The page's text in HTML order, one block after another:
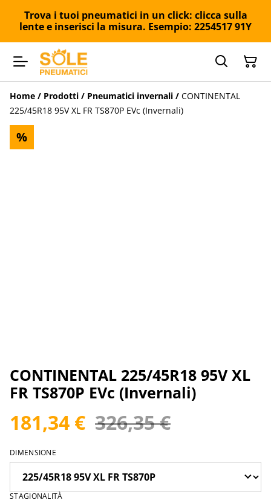
Trova i tuoi pneumatici in un click: clicca sulla
lente e inserisci la misura. Esempio: 2254517 91Y
Home / Prodotti / Pneumatici invernali / CONTINENTAL
225/45R18 95V XL FR TS870P EVc (Invernali)
%
CONTINENTAL 225/45R18 95V XL
FR TS870P EVc (Invernali)
181,34 € 326,35 €
DIMENSIONE
STAGIONALITÀ